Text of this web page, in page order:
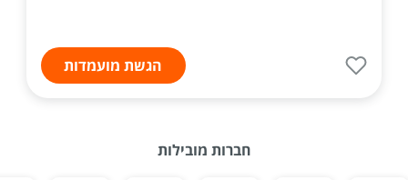
הגשת מועמדות
חברות מובילות